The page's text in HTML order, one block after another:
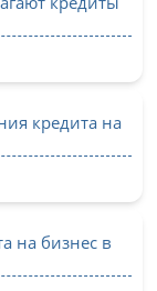
кредита на
на бизнес в